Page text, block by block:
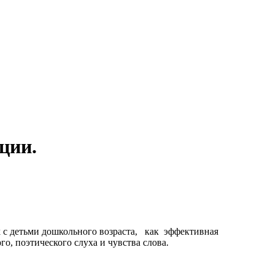
с детьми дошкольного возраста, как эффективная
поэтического слуха и чувства слова.